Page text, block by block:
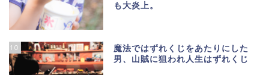
も大炎上。
10
魔法ではずれくじをあたりにした
男、山賊に狙われ人生はずれくじ